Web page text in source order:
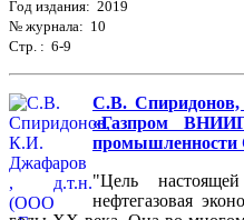
Год издания: 2019
№ журнала: 10
Стр. : 6-9
С.В.
«Газпром
промышленности
"Цель
нефтегазовая